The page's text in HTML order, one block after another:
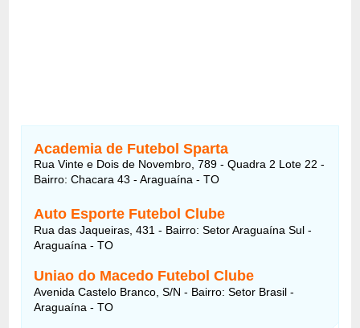
Academia de Futebol Sparta
Rua Vinte e Dois de Novembro, 789 - Quadra 2 Lote 22 -
Bairro: Chacara 43 - Araguaína - TO
Auto Esporte Futebol Clube
Rua das Jaqueiras, 431 - Bairro: Setor Araguaína Sul -
Araguaína - TO
Uniao do Macedo Futebol Clube
Avenida Castelo Branco, S/N - Bairro: Setor Brasil -
Araguaína - TO